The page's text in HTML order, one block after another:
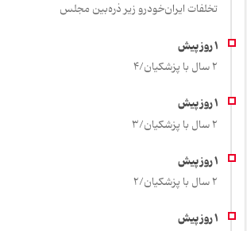
تخلفات ایران‌خودرو زیر ذره‌بین مجلس
2 سال با پزشکیان/4
2 سال با پزشکیان/3
2 سال با پزشکیان/2